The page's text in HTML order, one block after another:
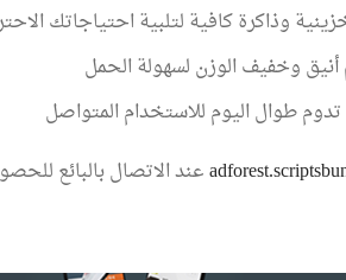
وذاكرة كافية لتلبية احتياجاتك
وخفيف الوزن لسهولة الحمل
طوال اليوم للاستخدام المتواصل
عند الاتصال بالبائع